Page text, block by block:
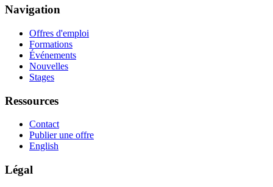
Navigation
Offres d'emploi
Formations
Événements
Nouvelles
Stages
Ressources
Contact
Publier une offre
English
Légal